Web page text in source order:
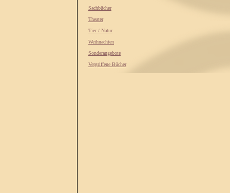
Sachbücher
Theater
Tier / Natur
Weihnachten
Sonderangebote
Vergriffene Bücher